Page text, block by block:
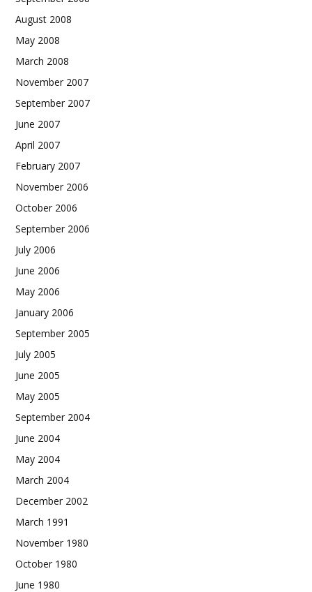
August 2008
May 2008
March 2008
November 2007
September 2007
June 2007
April 2007
February 2007
November 2006
October 2006
September 2006
July 2006
June 2006
May 2006
January 2006
September 2005
July 2005
June 2005
May 2005
September 2004
June 2004
May 2004
March 2004
December 2002
March 1991
November 1980
October 1980
June 1980